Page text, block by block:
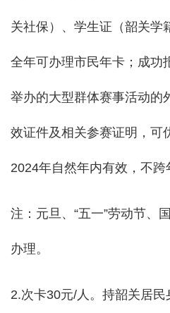
关社保）、学生证（韶关学
全年可办理市民年卡；成功
举办的大型群体赛事活动的
效证件及相关参赛证明，可
2024年自然年内有效，不跨
注：元旦、“五一”劳动节、
办理。
2.次卡30元/人。持韶关居